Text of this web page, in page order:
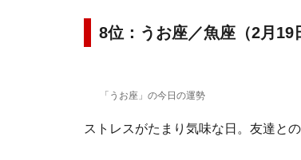
8位：うお座／魚座（2月19
「うお座」の今日の運勢
ストレスがたまり気味な日。友達と